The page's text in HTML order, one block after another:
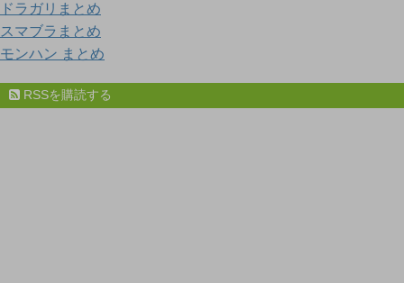
ドラガリまとめ
スマブラまとめ
モンハン まとめ
RSSを購読する